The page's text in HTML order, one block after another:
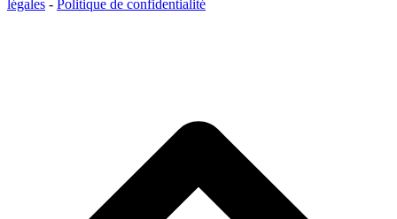
légales - Politique de confidentialité